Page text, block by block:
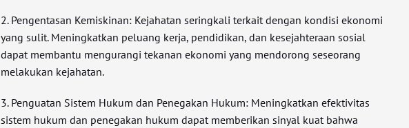
2. Pengentasan Kemiskinan: Kejahatan seringkali terkait dengan kondisi ekonomi
yang sulit. Meningkatkan peluang kerja, pendidikan, dan kesejahteraan sosial
dapat membantu mengurangi tekanan ekonomi yang mendorong seseorang
melakukan kejahatan.
3. Penguatan Sistem Hukum dan Penegakan Hukum: Meningkatkan efektivitas
sistem hukum dan penegakan hukum dapat memberikan sinyal kuat bahwa